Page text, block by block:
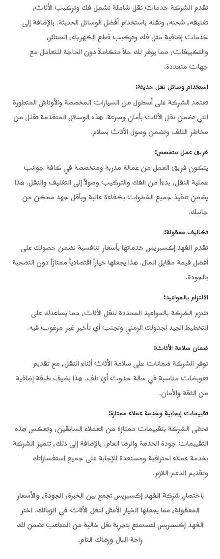
تقدم الشركة خدمات نقل شاملة تشمل فك وتركيب الأثاث،
تغليفه، شحنه، ونقله باستخدام أفضل الوسائل الحديثة. بالإضافة إلى
خدمات إضافية مثل فك وتركيب قطع الكهرباء، الستائر،
والتكييفات، مما يوفر لك حلاً متكاملاً دون الحاجة للتعامل مع
جهات متعددة.
استخدام وسائل نقل حديثة:
تعتمد الشركة على أسطول من السيارات المخصصة والأوناش المتطورة
التي تضمن نقل الأثاث بأمان وسرعة. هذه الوسائل المتقدمة تقلل من
مخاطر التلف وتضمن وصول الأثاث بسلام.
فريق عمل متخصص:
يتكون فريق العمل من عمالة مدربة ومتخصصة في كافة جوانب
عملية النقل، بدءاً من الفك والتركيب وصولاً إلى التغليف والنقل. هذا
يضمن تنفيذ جميع الخطوات بكفاءة عالية وبأقل جهد ممكن من
جانبك.
تكاليف معقولة:
تقدم الفهد إكسبريس خدماتها بأسعار تنافسية تضمن حصولك على
أفضل قيمة مقابل المال. هذا يجعلها خياراً اقتصادياً ممتازاً دون التضحية
بالجودة.
الالتزام بالمواعيد:
تلتزم الشركة بالمواعيد المحددة لنقل الأثاث، مما يساعدك على
التخطيط الجيد لجدولك الزمني وتجنب أي تأخير غير مرغوب فيه.
ضمان سلامة الأثاث:
توفر الشركة ضمانات على سلامة الأثاث أثناء النقل، مع تقديم
تعويضات مناسبة في حالة حدوث أي تلف. هذا يضيف طبقة إضافية
من الثقة والأمان.
تقييمات إيجابية وخدمة عملاء ممتازة:
تحظى الشركة بتقييمات ممتازة من العملاء السابقين، وتعكس هذه
التقييمات جودة الخدمة والرضا العام. بالإضافة إلى ذلك، تتميز الشركة
بخدمة عملاء احترافية ومستعدة للإجابة على جميع استفساراتك
وتقديم الدعم اللازم.
باختصار، شركة الفهد إكسبريس تجمع بين الخبرة، الجودة، والأسعار
المعقولة، مما يجعلها الخيار الأمثل لنقل الأثاث في الزمالك. اختر
الفهد إكسبريس لتستمتع بتجربة نقل خالية من المتاعب تضمن لك
راحة البال ورضاك التام.